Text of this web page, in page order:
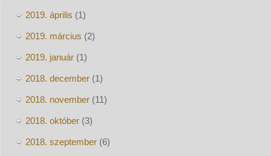
2019. április (1)
2019. március (2)
2019. január(1)
2018. december(1)
2018. november(11)
2018. október(3)
2018. szeptember(6)